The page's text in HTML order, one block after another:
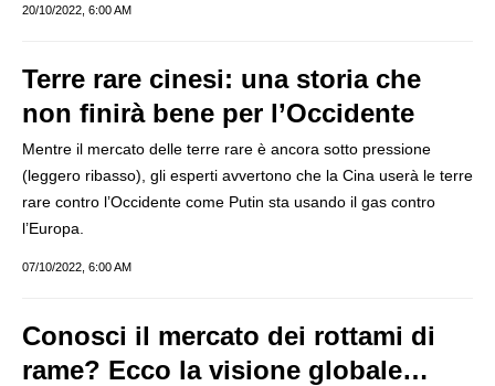
20/10/2022, 6:00 AM
Terre rare cinesi: una storia che
non finirà bene per l’Occidente
Mentre il mercato delle terre rare è ancora sotto pressione
(leggero ribasso), gli esperti avvertono che la Cina userà le terre
rare contro l’Occidente come Putin sta usando il gas contro
l’Europa.
07/10/2022, 6:00 AM
Conosci il mercato dei rottami di
rame? Ecco la visione globale…